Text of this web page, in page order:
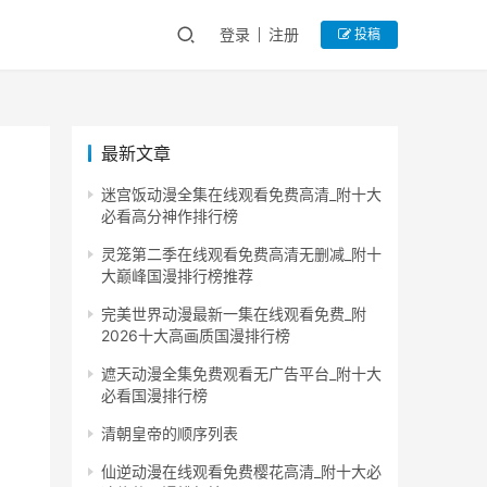
登录 注册 投稿
最新文章
迷宫饭动漫全集在线观看免费高清_附十大
必看高分神作排行榜
灵笼第二季在线观看免费高清无删减_附十
大巅峰国漫排行榜推荐
完美世界动漫最新一集在线观看免费_附
2026十大高画质国漫排行榜
遮天动漫全集免费观看无广告平台_附十大
必看国漫排行榜
清朝皇帝的顺序列表
仙逆动漫在线观看免费樱花高清_附十大必